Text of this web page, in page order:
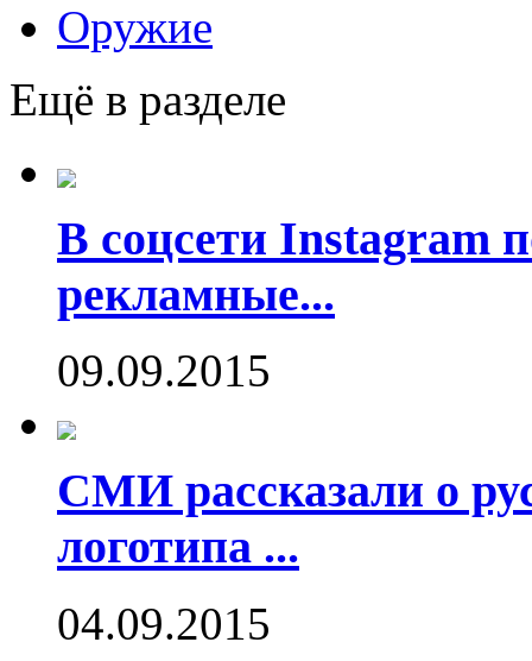
Оружие
Ещё в разделе
В соцсети Instagram
рекламные...
09.09.2015
СМИ рассказали о
логотипа ...
04.09.2015